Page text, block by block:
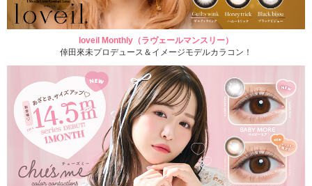
loveil Monthly（ラヴェールマンスリー）
倖田來未プロデュース＆イメージモデルカラコン！